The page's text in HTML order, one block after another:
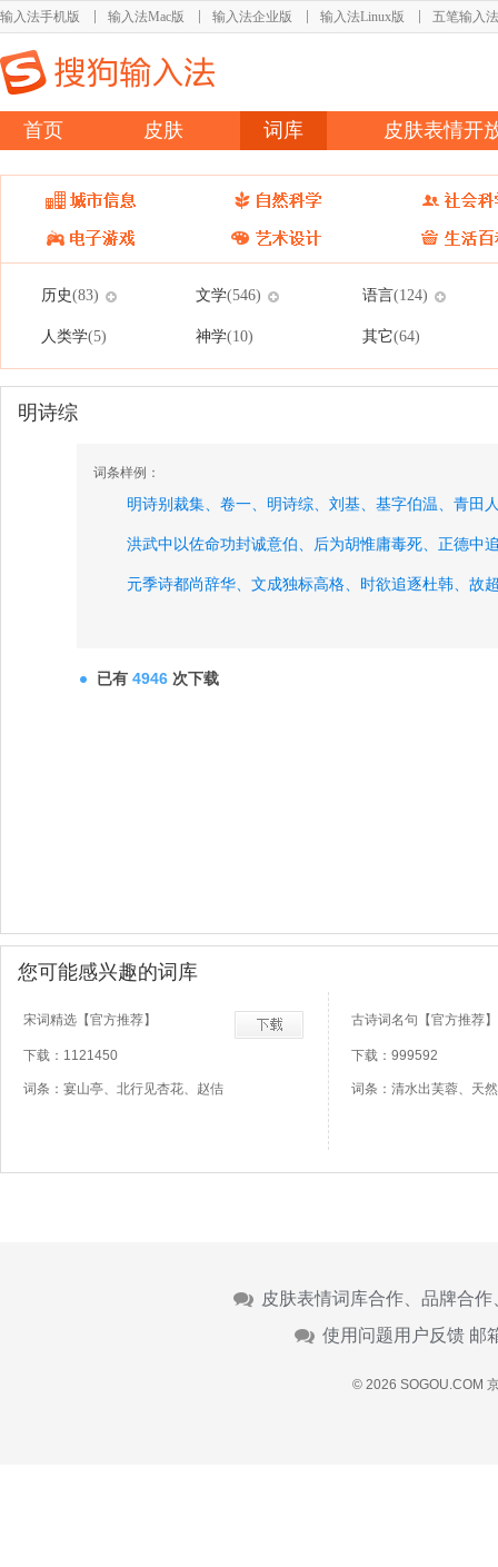
输入法手机版 输入法Mac版 输入法企业版 输入法Linux版 五笔输入法
首页 皮肤 词库 皮肤表情开
历史(83) 文学(546) 语言(124)
人类学(5) 神学(10) 其它(64)
明诗综
词条样例：
明诗别裁集、 卷一、 明诗综、 刘基、 基字伯温、 青田
洪武中以佐命功封诚意伯、 后为胡惟庸毒死、 正德中
元季诗都尚辞华、 文成独标高格、 时欲追逐杜韩、 故
已有 4946 次下载
您可能感兴趣的词库
宋词精选【官方推荐】
下载：1121450
词条：宴山亭、北行见杏花、赵佶
古诗词名句【官方推荐】
下载：999592
词条：清水出芙蓉、天
皮肤表情词库合作、品牌合
使用问题用户反馈 邮
© 2026 SOGOU.COM